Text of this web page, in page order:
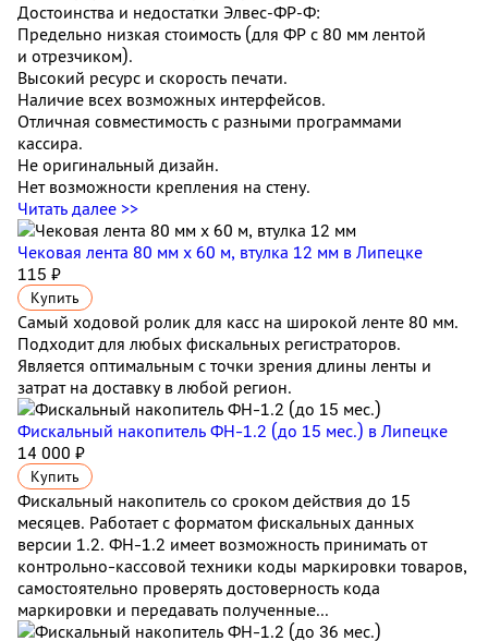
Достоинства и недостатки Элвес‑ФР‑Ф:
Предельно низкая стоимость (для ФР с 80 мм лентой
и отрезчиком).
Высокий ресурс и скорость печати.
Наличие всех возможных интерфейсов.
Отличная совместимость с разными программами
кассира.
Не оригинальный дизайн.
Нет возможности крепления на стену.
Читать далее >>
Чековая лента 80 мм x 60 м, втулка 12 мм в Липецке
115 ₽
Купить
Самый ходовой ролик для касс на широкой ленте 80 мм.
Подходит для любых фискальных регистраторов.
Является оптимальным с точки зрения длины ленты и
затрат на доставку в любой регион.
Фискальный накопитель ФН-1.2 (до 15 мес.) в Липецке
14 000 ₽
Купить
Фискальный накопитель cо сроком действия до 15
месяцев. Работает с форматом фискальных данных
версии 1.2. ФН-1.2 имеет возможность принимать от
контрольно-кассовой техники коды маркировки товаров,
самостоятельно проверять достоверность кода
маркировки и передавать полученные...